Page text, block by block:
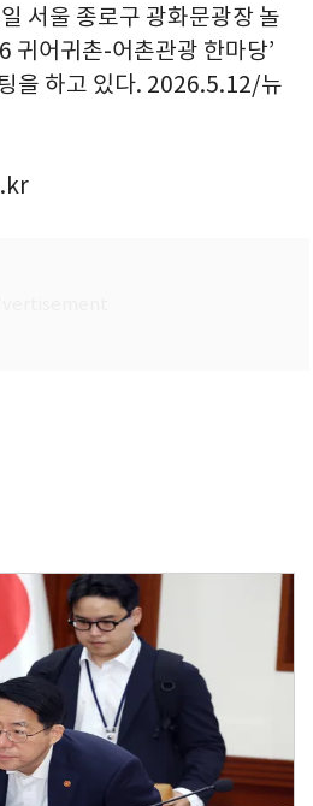
서울 종로구 광화문광장 놀
귀어귀촌-어촌관광 한마당’
을 하고 있다. 2026.5.12/뉴